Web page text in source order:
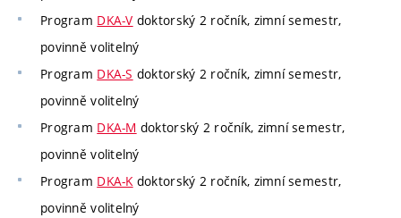
Program DKA-V doktorský 2 ročník, zimní semestr,
povinně volitelný
Program DKA-S doktorský 2 ročník, zimní semestr,
povinně volitelný
Program DKA-M doktorský 2 ročník, zimní semestr,
povinně volitelný
Program DKA-Kdoktorský 2 ročník, zimní semestr,
povinně volitelný